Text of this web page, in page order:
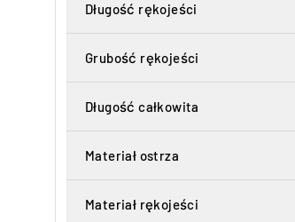
Długość rękojeści
Grubość rękojeści
Długość całkowita
Materiał ostrza
Materiał rękojeści